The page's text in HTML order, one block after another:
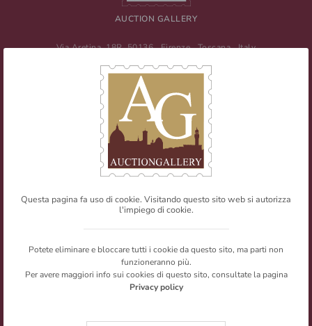
AUCTION GALLERY
Via Aretina, 18R 50136 Firenze,Toscana,Italy
E-mail:info@auctiongallery.it
Partita IVA:
Filatelia Numismatica
I testi e le immagini presenti nel sito sono riproducibili citandone la
fonte.
Questa pagina fa uso di cookie. Visitando questo sito web si autorizza
l'impiego di cookie.
Potete eliminare e bloccare tutti i cookie da questo sito, ma parti non
funzioneranno più.
Per avere maggiori info sui cookies di questo sito, consultate la pagina
Privacy policy